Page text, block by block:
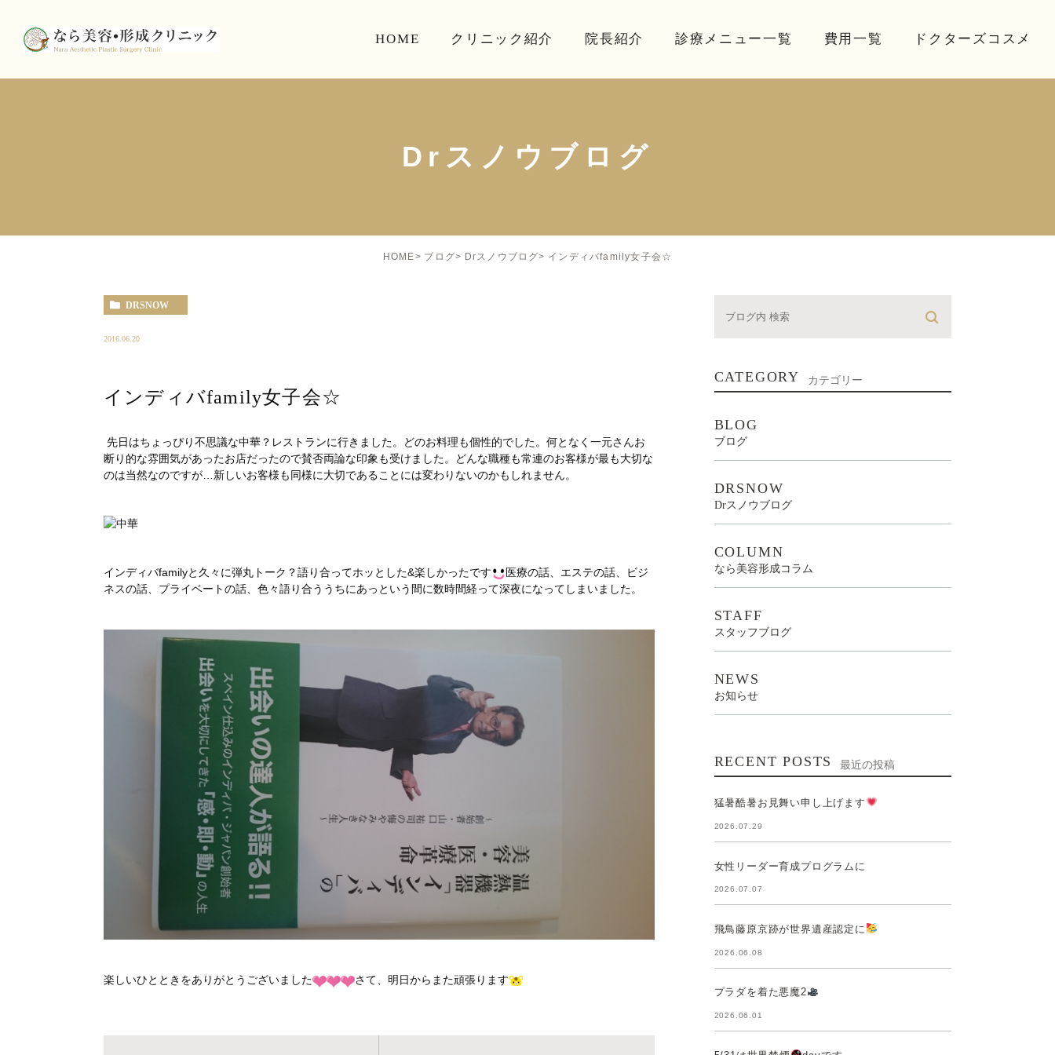
HOME クリニック紹介 院長紹介 診療メニュー一覧 費用一覧 ドクターズコスメ
Drスノウブログ
HOME ブログ Drスノウブログ インディバfamily女子会☆
DRSNOW
2016.06.20
インディバfamily女子会☆
先日はちょっぴり不思議な中華？レストランに行きました。どのお料理も個性的でした。何となく一元さんお
断り的な雰囲気があったお店だったので賛否両論な印象も受けました。どんな職種も常連のお客様が最も大切な
のは当然なのですが…新しいお客様も同様に大切であることには変わりないのかもしれません。
インディバfamilyと久々に弾丸トーク？語り合ってホッとした&楽しかったです
医療の話、エステの話、ビジ
ネスの話、プライベートの話、色々語り合ううちにあっという間に数時間経って深夜になってしまいました。
楽しいひとときをありがとうございました さて、明日からまた頑張ります
CATEGORY カテゴリー
BLOG
ブログ
DRSNOW
Drスノウブログ
COLUMN
なら美容形成コラム
STAFF
スタッフブログ
NEWS
お知らせ
RECENT POSTS 最近の投稿
猛暑酷暑お見舞い申し上げます
2026.07.29
女性リーダー育成プログラムに
2026.07.07
飛鳥藤原京跡が世界遺産認定に
2026.06.08
プラダを着た悪魔2
2026.06.01